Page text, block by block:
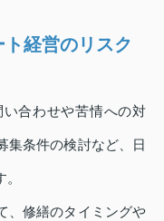
経営のリスク
合わせや苦情への対
集条件の検討など、日
、修繕のタイミングや